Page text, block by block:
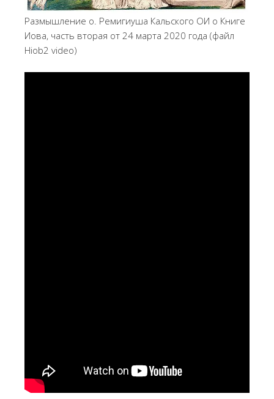
Размышление о. Ремигиуша Кальского ОИ о Книге
Иова, часть вторая от 24 марта 2020 года (файл
Hiob2 video)